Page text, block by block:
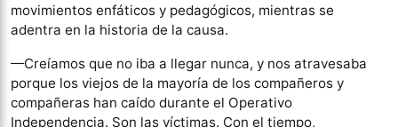
movimientos enfáticos y pedagógicos, mientras se
adentra en la historia de la causa.
—Creíamos que no iba a llegar nunca, y nos atravesaba
porque los viejos de la mayoría de los compañeros y
compañeras han caído durante el Operativo
Independencia. Son las víctimas. Con el tiempo,